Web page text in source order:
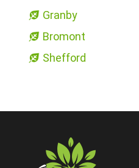
Granby
Bromont
Shefford